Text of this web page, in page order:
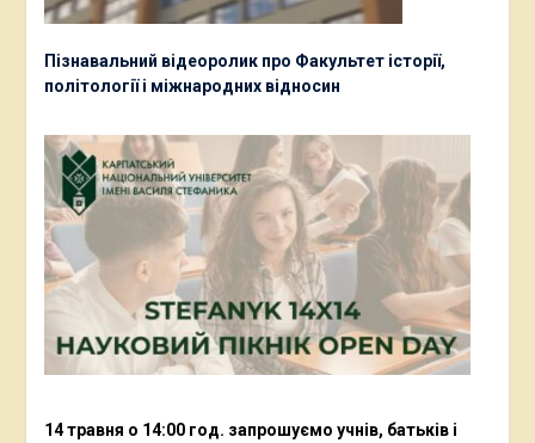
Пізнавальний відеоролик про Факультет історії,
політології і міжнародних відносин
14 травня о 14:00 год. запрошуємо учнів, батьків і